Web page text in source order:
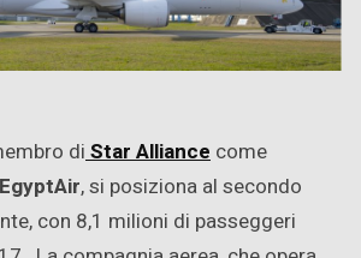
di Star Alliance come
EgyptAir, si posiziona al secondo
con 8,1 milioni di passeggeri